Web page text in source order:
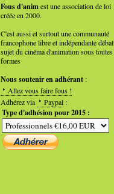
Fous d'animest une association de loi
créée en 2000.
C'est aussi et surtout une communauté
francophone libre et indépendante
sujet du cinéma d'animation sous toutes
formes
Nous soutenir en adhérant :
Allez vous faire fous !
Adhérez via
Paypal :
Type d'adhésion pour 2015 :